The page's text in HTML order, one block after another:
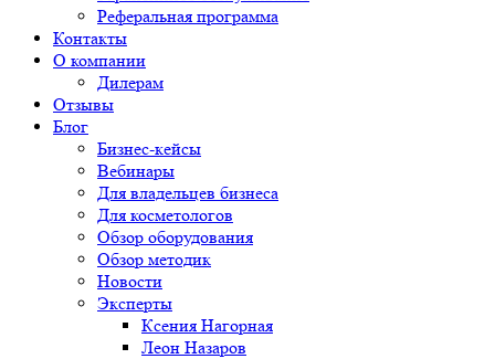
Реферальная программа
Контакты
О компании
Дилерам
Отзывы
Блог
Бизнес-кейсы
Вебинары
Для владельцев бизнеса
Для косметологов
Обзор оборудования
Обзор методик
Новости
Эксперты
Ксения Нагорная
Леон Назаров